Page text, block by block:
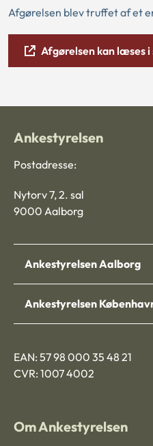
Afgørelsen blev truffet af et
Afgørelsen kan læses i
Ankestyrelsen
Postadresse:
Nytorv 7, 2. sal
9000 Aalborg
Ankestyrelsen Aalborg
Ankestyrelsen
EAN: 57 98 000 35 48 21
CVR: 1007 4002
Om Ankestyrelsen